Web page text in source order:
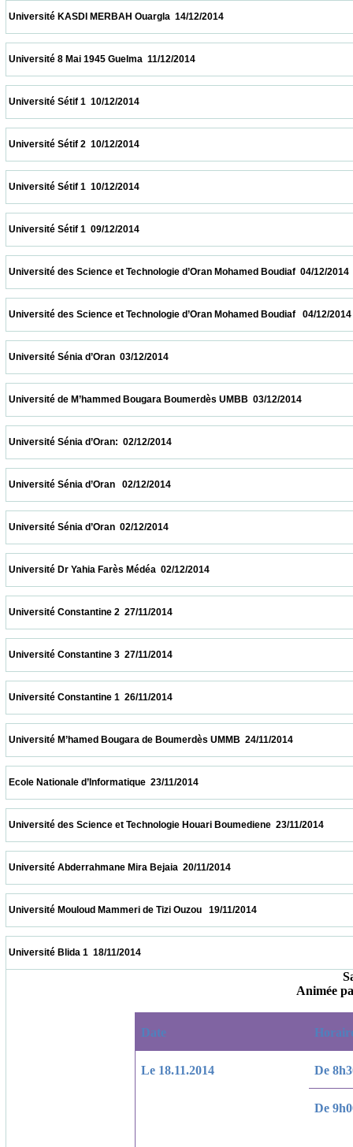
Université KASDI MERBAH Ouargla  14/12/2014
Université 8 Mai 1945 Guelma  11/12/2014
Université Sétif 1  10/12/2014
Université Sétif 2  10/12/2014
Université Sétif 1  10/12/2014
Université Sétif 1  09/12/2014
Université des Science et Technologie d’Oran Mohamed Boudiaf
Université des Science et Technologie d’Oran Mohamed Boudiaf
Université Sénia d’Oran  03/12/2014
Université de M’hammed Bougara Boumerdès UMBB  03/12/
Université Sénia d’Oran:  02/12/2014
Université Sénia d’Oran   02/12/2014
Université Sénia d’Oran  02/12/2014
Université Dr Yahia Farès Médéa  02/12/2014
Université Constantine 2  27/11/2014
Université Constantine 3  27/11/2014
Université Constantine 1  26/11/2014
Université M’hamed Bougara de Boumerdès UMMB  24/11/
Ecole Nationale d’Informatique  23/11/2014
Université des Science et Technologie Houari Boumediene  23/
Université Abderrahmane Mira Bejaia  20/11/2014
Université Mouloud Mammeri de Tizi Ouzou   19/11/2014
Université Blida 1  18/11/2014
Animée
Date
Le 18.11.2014 De
De